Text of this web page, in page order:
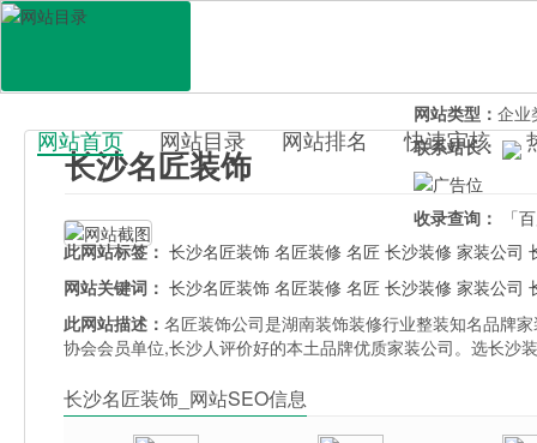
百科目录
网站首页 网站目录 网站排名 快速审核
长沙名匠装饰
网站类型： 企业
联系站长：
收录查询：
「
此网站标签： 长沙名匠装饰 名匠装修 名匠 长沙装修 家装公司
网站关键词： 长沙名匠装饰 名匠装修 名匠 长沙装修 家装公司
此网站描述：名匠装饰公司是湖南装饰装修行业整装知名品牌
协会会员单位,长沙人评价好的本土品牌优质家装公司。选长沙
长沙名匠装饰_网站SEO信息